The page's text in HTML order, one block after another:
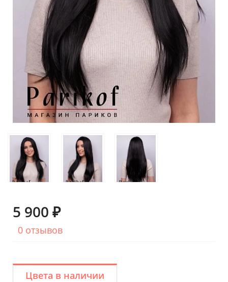
5 900 ₽
0 отзывов
Цвета в наличии